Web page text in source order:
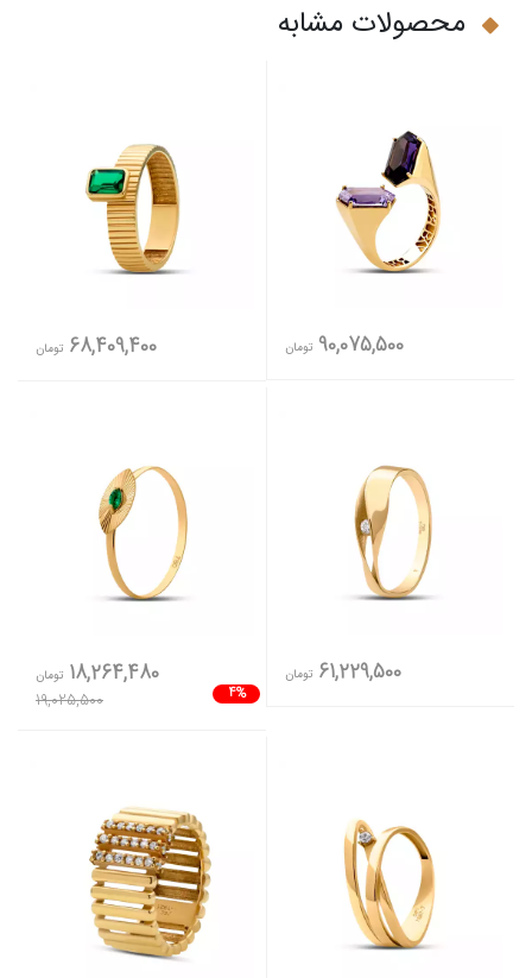
محصولات مشابه
90,075,500 تومان 68,409,400 تومان
61,229,500 تومان
4%
18,264,480 تومان
19,025,500